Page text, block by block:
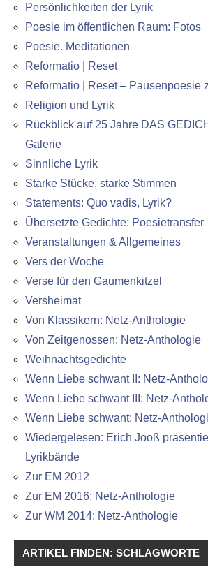
Persönlichkeiten der Lyrik
Poesie im öffentlichen Raum: Fotos
Poesie. Meditationen
Reformatio | Reset
Reformatio | Reset – Pausenpoesie
Religion und Lyrik
Rückblick auf 25 Jahre DAS
Galerie
Sinnliche Lyrik
Starke Stücke, starke Stimmen
Statements: Quo vadis, Lyrik?
Übersetzte Gedichte: Poesietransfer
Veranstaltungen & Allgemeines
Vers der Woche
Verse für den Gaumenkitzel
Versheimat
Von Klassikern: Netz-Anthologie
Von Zeitgenossen: Netz-Anthologie
Weihnachtsgedichte
Wenn Liebe schwant II: Netz-
Wenn Liebe schwant III: Netz-
Wenn Liebe schwant: Netz-
Wiedergelesen: Erich Jooß
Lyrikbände
Zur EM 2012
Zur EM 2016: Netz-Anthologie
Zur WM 2014: Netz-Anthologie
ARTIKEL FINDEN: SCHLAGWORTE